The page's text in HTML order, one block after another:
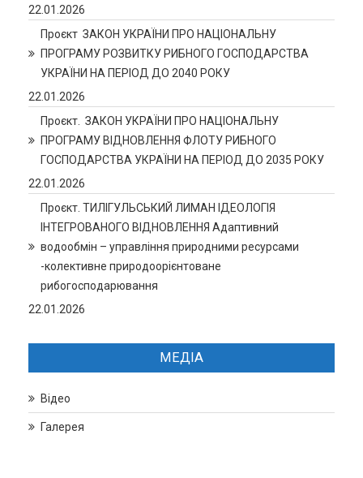
22.01.2026
Проєкт ЗАКОН УКРАЇНИ ПРО НАЦІОНАЛЬНУ
ПРОГРАМУ РОЗВИТКУ РИБНОГО ГОСПОДАРСТВА
УКРАЇНИ НА ПЕРІОД ДО 2040 РОКУ
22.01.2026
Проєкт. ЗАКОН УКРАЇНИ ПРО НАЦІОНАЛЬНУ
ПРОГРАМУ ВІДНОВЛЕННЯ ФЛОТУ РИБНОГО
ГОСПОДАРСТВА УКРАЇНИ НА ПЕРІОД ДО 2035 РОКУ
22.01.2026
Проєкт. ТИЛІГУЛЬСЬКИЙ ЛИМАН ІДЕОЛОГІЯ
ІНТЕГРОВАНОГО ВІДНОВЛЕННЯ Адаптивний
водообмін – управління природними ресурсами
-колективне природоорієнтоване
рибогосподарювання
22.01.2026
МЕДІА
Відео
Галерея